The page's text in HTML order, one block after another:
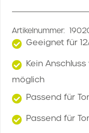
Artikelnummer:
Geeignet für
Kein
möglich
Passend für
Passend für